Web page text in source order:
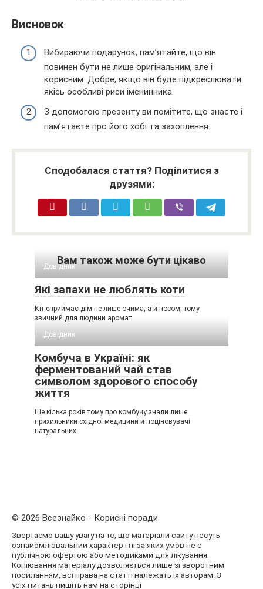
Висновок
Вибираючи подарунок, пам’ятайте, що він
повинен бути не лише оригінальним, але і
корисним. Добре, якщо він буде підкреслювати
якісь особливі риси іменинника.
З допомогою презенту ви помітите, що знаєте і
пам’ятаєте про його хобі та захоплення.
Сподобалася стаття? Поділитися з
друзями:
Вам також може бути цікаво
Довідник
Які запахи не люблять коти
Кіт сприймає дім не лише очима, а й носом, тому
звичний для людини аромат
Довідник
Комбуча в Україні: як
ферментований чай став
символом здорового способу
життя
Ще кілька років тому про комбучу знали лише
прихильники східної медицини й поціновувачі
натуральних
© 2026 Всезнайко - Корисні поради
Звертаємо вашу увагу на те, що матеріали сайту несуть
ознайомлювальний характер і ні за яких умов не є
публічною офертою або методиками для лікування.
Копіювання матеріалу дозволяється лише зі зворотним
посиланням, всі права на статті належать їх авторам. З
усіх питань пишіть нам на сторінці